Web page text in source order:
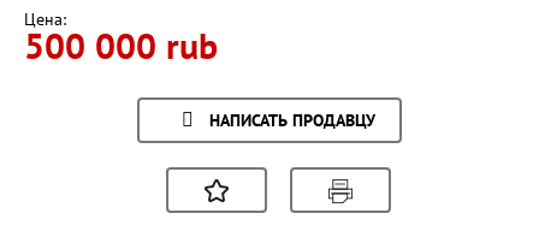
Цена:
500 000 rub
НАПИСАТЬ ПРОДАВЦУ